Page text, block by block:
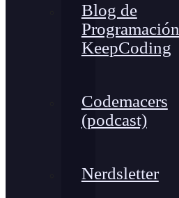
Blog de
Programación
KeepCoding
Codemacers
(podcast)
Nerdsletter